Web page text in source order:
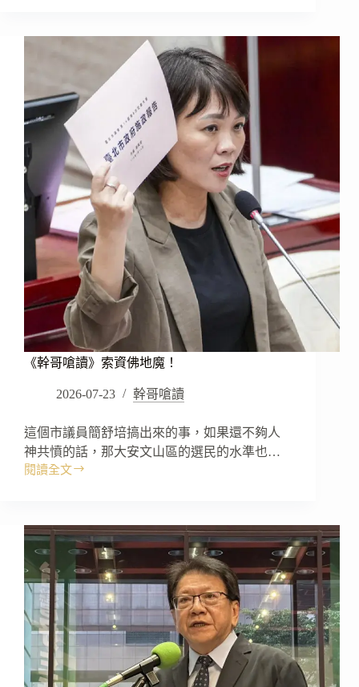
讀》
要
查
你
的
水
錶！
《幹哥嗆讀》索資佛地魔！
2026-07-23 幹哥嗆讀
這個市議員簡舒培搞出來的事，如果還不夠人
神共憤的話，那大安文山區的選民的水準也…
閱讀全文
《幹
讀》
索
資
佛
地
魔！